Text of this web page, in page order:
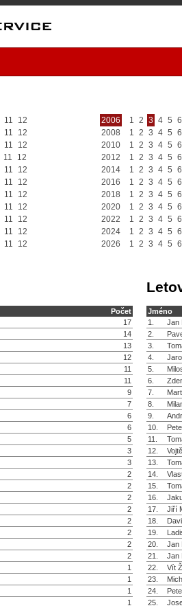
11 12 2006 1 2 3 4 5 6
11 12 2008 1 2 3 4 5 6
11 12 2010 1 2 3 4 5 6
11 12 2012 1 2 3 4 5 6
11 12 2014 1 2 3 4 5 6
11 12 2016 1 2 3 4 5 6
11 12 2018 1 2 3 4 5 6
11 12 2020 1 2 3 4 5 6
11 12 2022 1 2 3 4 5 6
11 12 2024 1 2 3 4 5 6
11 12 2026 1 2 3 4 5 6
Počet
17
14
13
12
11
11
9
7
6
6
5
3
3
2
2
2
2
2
2
2
2
1
1
1
1
Jméno
1.
Jan
2.
3.
4.
5.
6.
7.
8.
9.
10.
11.
12.
13.
14.
15.
16.
17.
Jiří
18.
19.
20.
Jan
21.
Jan
22.
Vít
23.
24.
25.